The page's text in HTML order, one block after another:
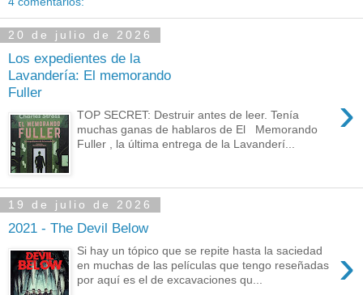
20 de julio de 2026
Los expedientes de la
Lavandería: El memorando
Fuller
›
TOP SECRET: Destruir antes de leer. Tenía
muchas ganas de hablaros de El Memorando
Fuller , la última entrega de la Lavanderí...
19 de julio de 2026
2021 - The Devil Below
›
Si hay un tópico que se repite hasta la saciedad
en muchas de las películas que tengo reseñadas
por aquí es el de excavaciones qu...